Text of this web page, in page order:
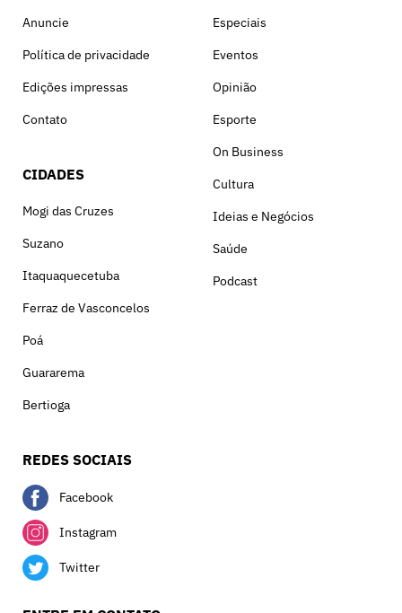
Anuncie
Política de privacidade
Edições impressas
Contato
CIDADES
Mogi das Cruzes
Suzano
Itaquaquecetuba
Ferraz de Vasconcelos
Poá
Guararema
Bertioga
Especiais
Eventos
Opinião
Esporte
On Business
Cultura
Ideias e Negócios
Saúde
Podcast
REDES SOCIAIS
Facebook
Instagram
Twitter